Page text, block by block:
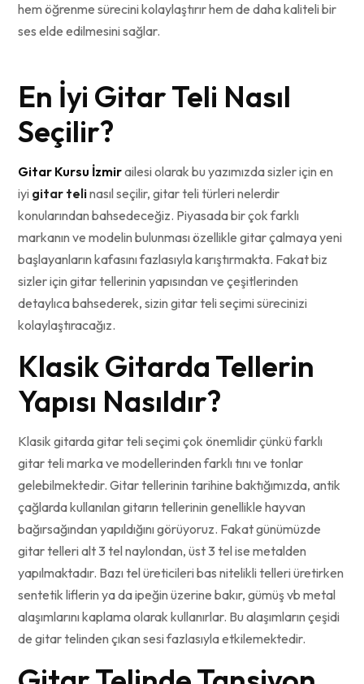
hem öğrenme sürecini kolaylaştırır hem de daha kaliteli bir
ses elde edilmesini sağlar.
En İyi Gitar Teli Nasıl
Seçilir?
Gitar Kursu İzmirailesi olarak bu yazımızda sizler için en
iyi gitar telinasıl seçilir, gitar teli türleri nelerdir
konularından bahsedeceğiz. Piyasada bir çok farklı
markanın ve modelin bulunması özellikle gitar çalmaya yeni
başlayanların kafasını fazlasıyla karıştırmakta. Fakat biz
sizler için gitar tellerinin yapısından ve çeşitlerinden
detaylıca bahsederek, sizin gitar teli seçimi sürecinizi
kolaylaştıracağız.
Klasik Gitarda Tellerin
Yapısı Nasıldır?
Klasik gitarda gitar teli seçimi çok önemlidir çünkü farklı
gitar teli marka ve modellerinden farklı tını ve tonlar
gelebilmektedir. Gitar tellerinin tarihine baktığımızda, antik
çağlarda kullanılan gitarın tellerinin genellikle hayvan
bağırsağından yapıldığını görüyoruz. Fakat günümüzde
gitar telleri alt 3 tel naylondan, üst 3 tel ise metalden
yapılmaktadır. Bazı tel üreticileri bas nitelikli telleri üretirken
sentetik liflerin ya da ipeğin üzerine bakır, gümüş vb metal
alaşımlarını kaplama olarak kullanırlar. Bu alaşımların çeşidi
de gitar telinden çıkan sesi fazlasıyla etkilemektedir.